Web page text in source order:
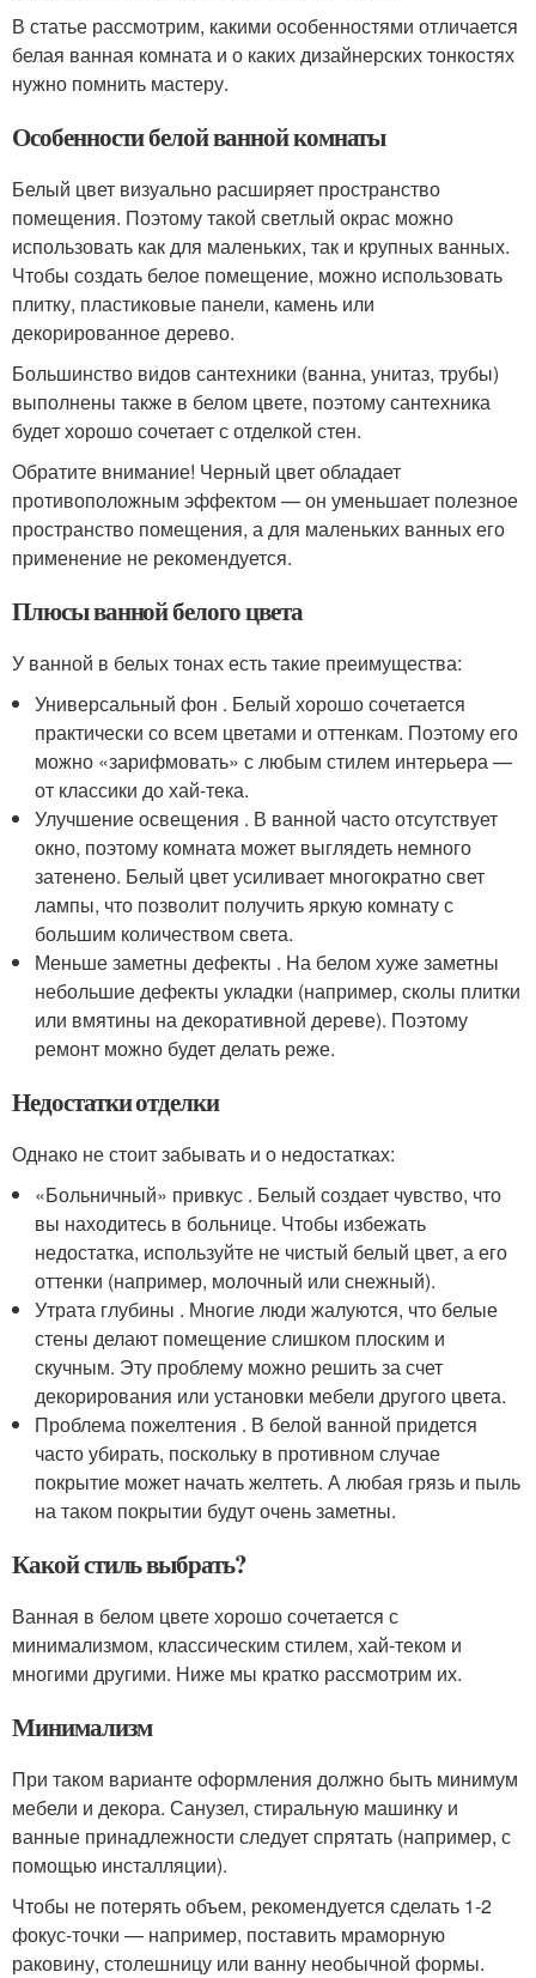
В статье рассмотрим, какими особенностями отличается
белая ванная комната и о каких дизайнерских тонкостях
нужно помнить мастеру.
Особенности белой ванной комнаты
Белый цвет визуально расширяет пространство
помещения. Поэтому такой светлый окрас можно
использовать как для маленьких, так и крупных ванных.
Чтобы создать белое помещение, можно использовать
плитку, пластиковые панели, камень или
декорированное дерево.
Большинство видов сантехники (ванна, унитаз, трубы)
выполнены также в белом цвете, поэтому сантехника
будет хорошо сочетает с отделкой стен.
Обратите внимание! Черный цвет обладает
противоположным эффектом — он уменьшает полезное
пространство помещения, а для маленьких ванных его
применение не рекомендуется.
Плюсы ванной белого цвета
У ванной в белых тонах есть такие преимущества:
Универсальный фон . Белый хорошо сочетается
практически со всем цветами и оттенкам. Поэтому его
можно «зарифмовать» с любым стилем интерьера —
от классики до хай-тека.
Улучшение освещения . В ванной часто отсутствует
окно, поэтому комната может выглядеть немного
затенено. Белый цвет усиливает многократно свет
лампы, что позволит получить яркую комнату с
большим количеством света.
Меньше заметны дефекты . На белом хуже заметны
небольшие дефекты укладки (например, сколы плитки
или вмятины на декоративной дереве). Поэтому
ремонт можно будет делать реже.
Недостатки отделки
Однако не стоит забывать и о недостатках:
«Больничный» привкус . Белый создает чувство, что
вы находитесь в больнице. Чтобы избежать
недостатка, используйте не чистый белый цвет, а его
оттенки (например, молочный или снежный).
Утрата глубины . Многие люди жалуются, что белые
стены делают помещение слишком плоским и
скучным. Эту проблему можно решить за счет
декорирования или установки мебели другого цвета.
Проблема пожелтения . В белой ванной придется
часто убирать, поскольку в противном случае
покрытие может начать желтеть. А любая грязь и пыль
на таком покрытии будут очень заметны.
Какой стиль выбрать?
Ванная в белом цвете хорошо сочетается с
минимализмом, классическим стилем, хай-теком и
многими другими. Ниже мы кратко рассмотрим их.
Минимализм
При таком варианте оформления должно быть минимум
мебели и декора. Санузел, стиральную машинку и
ванные принадлежности следует спрятать (например, с
помощью инсталляции).
Чтобы не потерять объем, рекомендуется сделать 1-2
фокус-точки — например, поставить мраморную
раковину, столешницу или ванну необычной формы.